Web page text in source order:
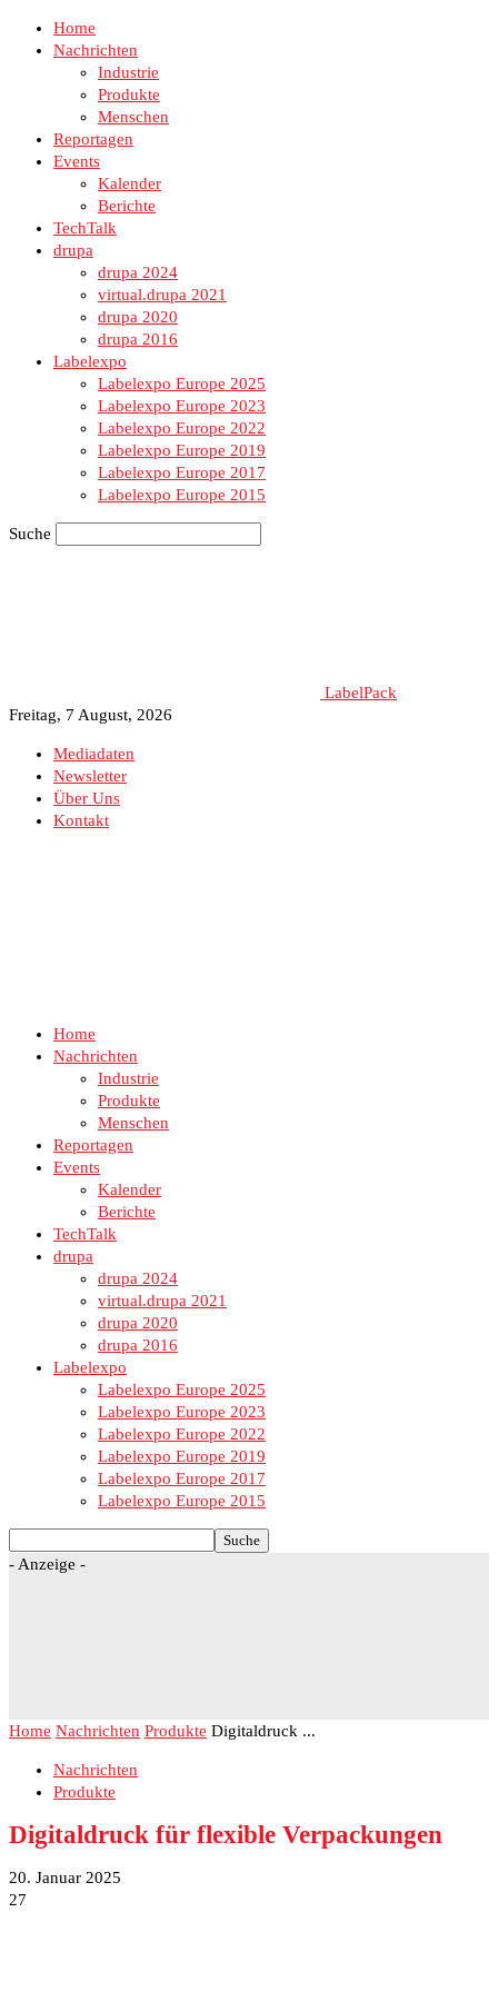
Home
Nachrichten
Industrie
Produkte
Menschen
Reportagen
Events
Kalender
Berichte
TechTalk
drupa
drupa 2024
virtual.drupa 2021
drupa 2020
drupa 2016
Labelexpo
Labelexpo Europe 2025
Labelexpo Europe 2023
Labelexpo Europe 2022
Labelexpo Europe 2019
Labelexpo Europe 2017
Labelexpo Europe 2015
Suche
LabelPack
Freitag, 7 August, 2026
Mediadaten
Newsletter
Über Uns
Kontakt
Home
Nachrichten
Industrie
Produkte
Menschen
Reportagen
Events
Kalender
Berichte
TechTalk
drupa
drupa 2024
virtual.drupa 2021
drupa 2020
drupa 2016
Labelexpo
Labelexpo Europe 2025
Labelexpo Europe 2023
Labelexpo Europe 2022
Labelexpo Europe 2019
Labelexpo Europe 2017
Labelexpo Europe 2015
- Anzeige -
Home Nachrichten Produkte Digitaldruck ...
Nachrichten
Produkte
Digitaldruck für flexible Verpackungen
20. Januar 2025
27